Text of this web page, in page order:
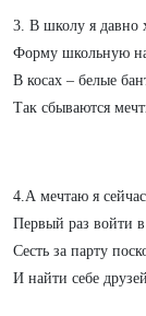
3. В школу я давно
Форму школьную
В косах – белые
Так сбываются
4.А мечтаю я сейчас
Первый раз войти в
Сесть за парту
И найти себе